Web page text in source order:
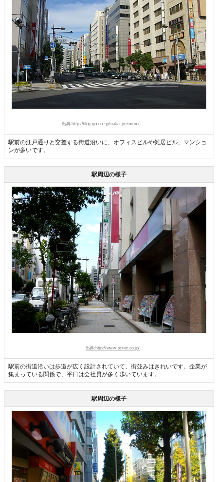
出典:http://blog.goo.ne.jp/naka_premium/
駅前の江戸通りと交差する街道沿いに、オフィスビルや雑居ビル、マンショ
ンが多いです。
駅周辺の様子
出典:http://www.scnet.co.jp/
駅前の街道沿いは歩道が広く設計されていて、街並みはきれいです。企業が
集まっている関係で、平日は会社員が多く歩いています。
駅周辺の様子